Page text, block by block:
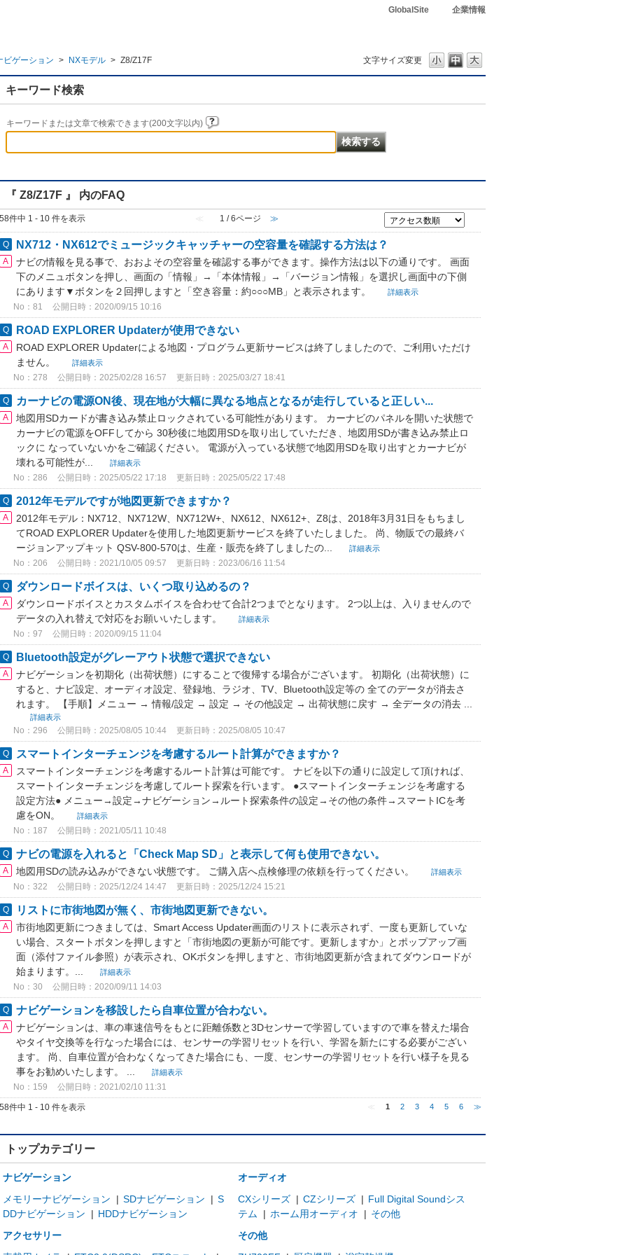
GlobalSite 企業情報
文字サイズ変更
ビゲーション > NXモデル > Z8/Z17F
キーワード検索
キーワードまたは文章で検索できます(200文字以内)
『 Z8/Z17F 』 内のFAQ
58件中 1 - 10 件を表示 ≪ 1 / 6ページ ≫
NX712・NX612でミュージックキャッチャーの空容量を確認する方法は？
ナビの情報を見る事で、おおよその空容量を確認する事ができます。操作方法は以下の通りです。 画面
下のメニュボタンを押し、画面の「情報」→「本体情報」→「バージョン情報」を選択し画面中の下側
にあります▼ボタンを２回押しますと「空き容量：約○○○MB」と表示されます。
詳細表示
No：81 公開日時：2020/09/15 10:16
ROAD EXPLORER Updaterが使用できない
ROAD EXPLORER Updaterによる地図・プログラム更新サービスは終了しましたので、ご利用いただけ
ません。
詳細表示
No：278 公開日時：2025/02/28 16:57 更新日時：2025/03/27 18:41
カーナビの電源ON後、現在地が大幅に異なる地点となるが走行していると正しい...
地図用SDカードが書き込み禁止ロックされている可能性があります。 カーナビのパネルを開いた状態で
カーナビの電源をOFFしてから 30秒後に地図用SDを取り出していただき、地図用SDが書き込み禁止ロ
ックに なっていないかをご確認ください。 電源が入っている状態で地図用SDを取り出すとカーナビが
壊れる可能性が...
詳細表示
No：286 公開日時：2025/05/22 17:18 更新日時：2025/05/22 17:48
2012年モデルですが地図更新できますか？
2012年モデル：NX712、NX712W、NX712W+、NX612、NX612+、Z8は、2018年3月31日をもちまし
てROAD EXPLORER Updaterを使用した地図更新サービスを終了いたしました。 尚、物販での最終バ
ージョンアップキット QSV-800-570は、生産・販売を終了しましたの...
詳細表示
No：206 公開日時：2021/10/05 09:57 更新日時：2023/06/16 11:54
ダウンロードボイスは、いくつ取り込めるの？
ダウンロードボイスとカスタムボイスを合わせて合計2つまでとなります。 2つ以上は、入りませんので
データの入れ替えで対応をお願いいたします。
詳細表示
No：97 公開日時：2020/09/15 11:04
Bluetooth設定がグレーアウト状態で選択できない
ナビゲーションを初期化（出荷状態）にすることで復帰する場合がございます。 初期化（出荷状態）に
すると、ナビ設定、オーディオ設定、登録地、ラジオ、TV、Bluetooth設定等の 全てのデータが消去さ
れます。 【手順】メニュー → 情報/設定 → 設定 → その他設定 → 出荷状態に戻す → 全データの消去 ...
詳細表示
No：296 公開日時：2025/08/05 10:44 更新日時：2025/08/05 10:47
スマートインターチェンジを考慮するルート計算ができますか？
スマートインターチェンジを考慮するルート計算は可能です。 ナビを以下の通りに設定して頂ければ、
スマートインターチェンジを考慮してルート探索を行います。 ●スマートインターチェンジを考慮する
設定方法● メニュー→設定→ナビゲーション→ルート探索条件の設定→その他の条件→スマートICを考
慮をON。
詳細表示
No：187 公開日時：2021/05/11 10:48
ナビの電源を入れると「Check Map SD」と表示して何も使用できない。
地図用SDの読み込みができない状態です。 ご購入店へ点検修理の依頼を行ってください。 詳細表示
No：322 公開日時：2025/12/24 14:47 更新日時：2025/12/24 15:21
リストに市街地図が無く、市街地図更新できない。
市街地図更新につきましては、Smart Access Updater画面のリストに表示されず、一度も更新していな
い場合、スタートボタンを押しますと「市街地図の更新が可能です。更新しますか」とポップアップ画
面（添付ファイル参照）が表示され、OKボタンを押しますと、市街地図更新が含まれてダウンロードが
始まります。...
詳細表示
No：30 公開日時：2020/09/11 14:03
ナビゲーションを移設したら自車位置が合わない。
ナビゲーションは、車の車速信号をもとに距離係数と3Dセンサーで学習していますので車を替えた場合
やタイヤ交換等を行なった場合には、センサーの学習リセットを行い、学習を新たにする必要がござい
ます。 尚、自車位置が合わなくなってきた場合にも、一度、センサーの学習リセットを行い様子を見る
事をお勧めいたします。 ...
詳細表示
No：159 公開日時：2021/02/10 11:31
58件中 1 - 10 件を表示 1 2 3 4 5 6 ≫
トップカテゴリー
ナビゲーション
メモリーナビゲーション
| SDナビゲーション | S
DDナビゲーション
| HDDナビゲーション
オーディオ
CXシリーズ | CZシリーズ | Full Digital Soundシス
テム
| ホーム用オーディオ | その他
アクセサリー
その他